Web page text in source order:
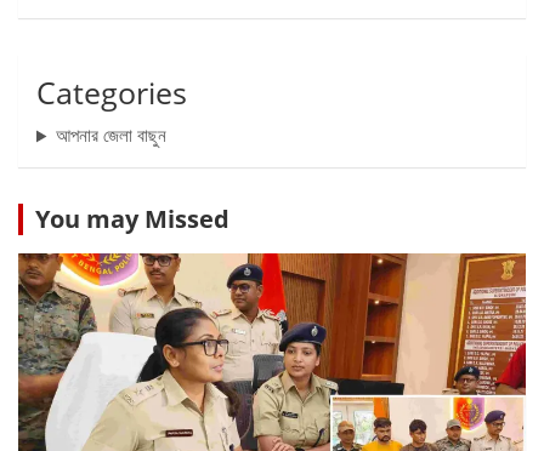
Categories
আপনার জেলা বাছুন
You may Missed